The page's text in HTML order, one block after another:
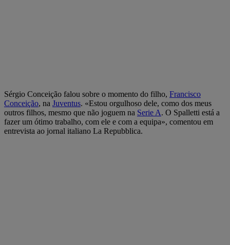
Sérgio Conceição falou sobre o momento do filho, Francisco
Conceição, na Juventus. «Estou orgulhoso dele, como dos meus
outros filhos, mesmo que não joguem na Serie A. O Spalletti está a
fazer um ótimo trabalho, com ele e com a equipa», comentou em
entrevista ao jornal italiano La Repubblica.